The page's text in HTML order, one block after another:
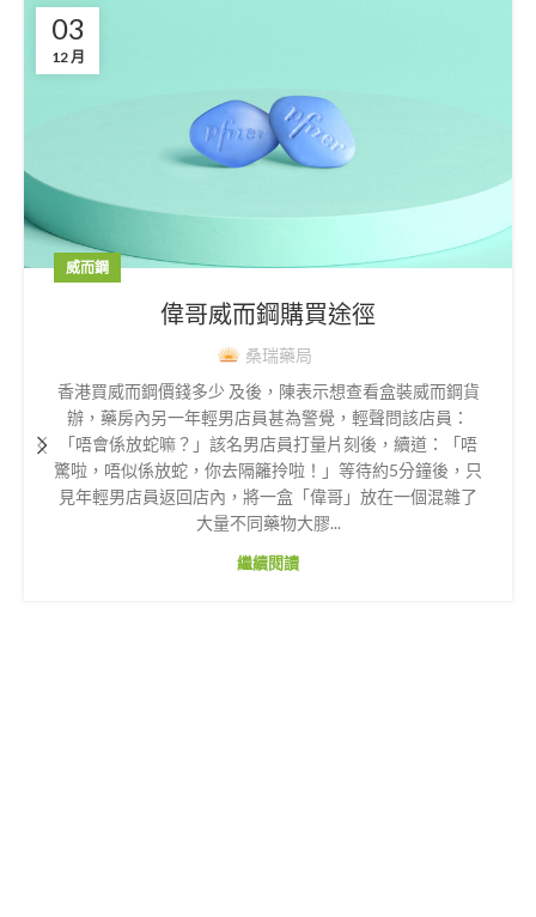
03
12 月
威而鋼
偉哥威而鋼購買途徑
桑瑞藥局
香港買威而鋼價錢多少 及後，陳表示想查看盒裝威而鋼貨
辦，藥房內另一年輕男店員甚為警覺，輕聲問該店員：
「唔會係放蛇嘛？」該名男店員打量片刻後，續道：「唔
驚啦，唔似係放蛇，你去隔籬拎啦！」等待約5分鐘後，只
見年輕男店員返回店內，將一盒「偉哥」放在一個混雜了
大量不同藥物大膠...
繼續閱讀